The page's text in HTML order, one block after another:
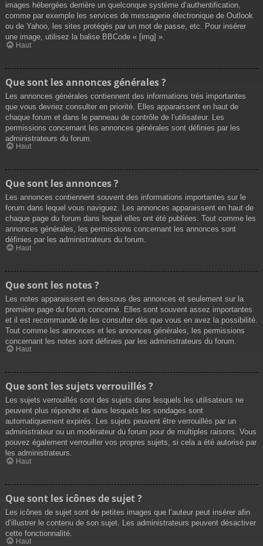
images hébergées derrière un quelconque système d’authentification,
comme par exemple les services de messagerie électronique de Outlook
ou de Yahoo, les sites protégés par un mot de passe, etc. Pour insérer
une image, utilisez la balise BBCode « [img] ».
Haut
Que sont les annonces générales ?
Les annonces générales contiennent des informations très importantes
que vous devriez consulter en priorité. Elles apparaissent en haut de
chaque forum et dans le panneau de contrôle de l’utilisateur. Les
permissions concernant les annonces générales sont définies par les
administrateurs du forum.
Haut
Que sont les annonces ?
Les annonces contiennent souvent des informations importantes sur le
forum dans lequel vous naviguez. Les annonces apparaissent en haut de
chaque page du forum dans lequel elles ont été publiées. Tout comme les
annonces générales, les permissions concernant les annonces sont
définies par les administrateurs du forum.
Haut
Que sont les notes ?
Les notes apparaissent en dessous des annonces et seulement sur la
première page du forum concerné. Elles sont souvent assez importantes
et il est recommandé de les consulter dès que vous en avez la possibilité.
Tout comme les annonces et les annonces générales, les permissions
concernant les notes sont définies par les administrateurs du forum.
Haut
Que sont les sujets verrouillés ?
Les sujets verrouillés sont des sujets dans lesquels les utilisateurs ne
peuvent plus répondre et dans lesquels les sondages sont
automatiquement expirés. Les sujets peuvent être verrouillés par un
administrateur ou un modérateur du forum pour de multiples raisons. Vous
pouvez également verrouiller vos propres sujets, si cela a été autorisé par
les administrateurs.
Haut
Que sont les icônes de sujet ?
Les icônes de sujet sont de petites images que l’auteur peut insérer afin
d’illustrer le contenu de son sujet. Les administrateurs peuvent désactiver
cette fonctionnalité.
Haut